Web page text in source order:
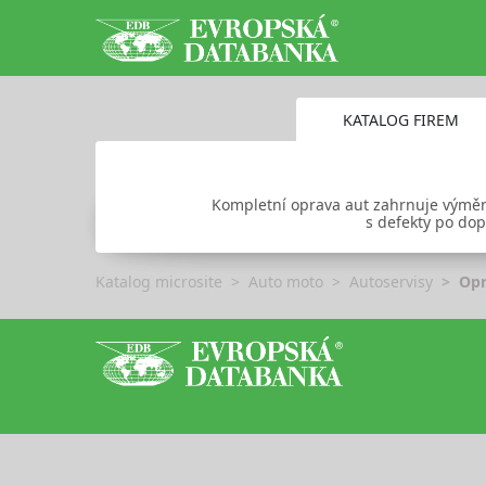
KATALOG FIREM
Kompletní oprava aut zahrnuje
s defekty po
Katalog microsite Auto moto Autoservisy